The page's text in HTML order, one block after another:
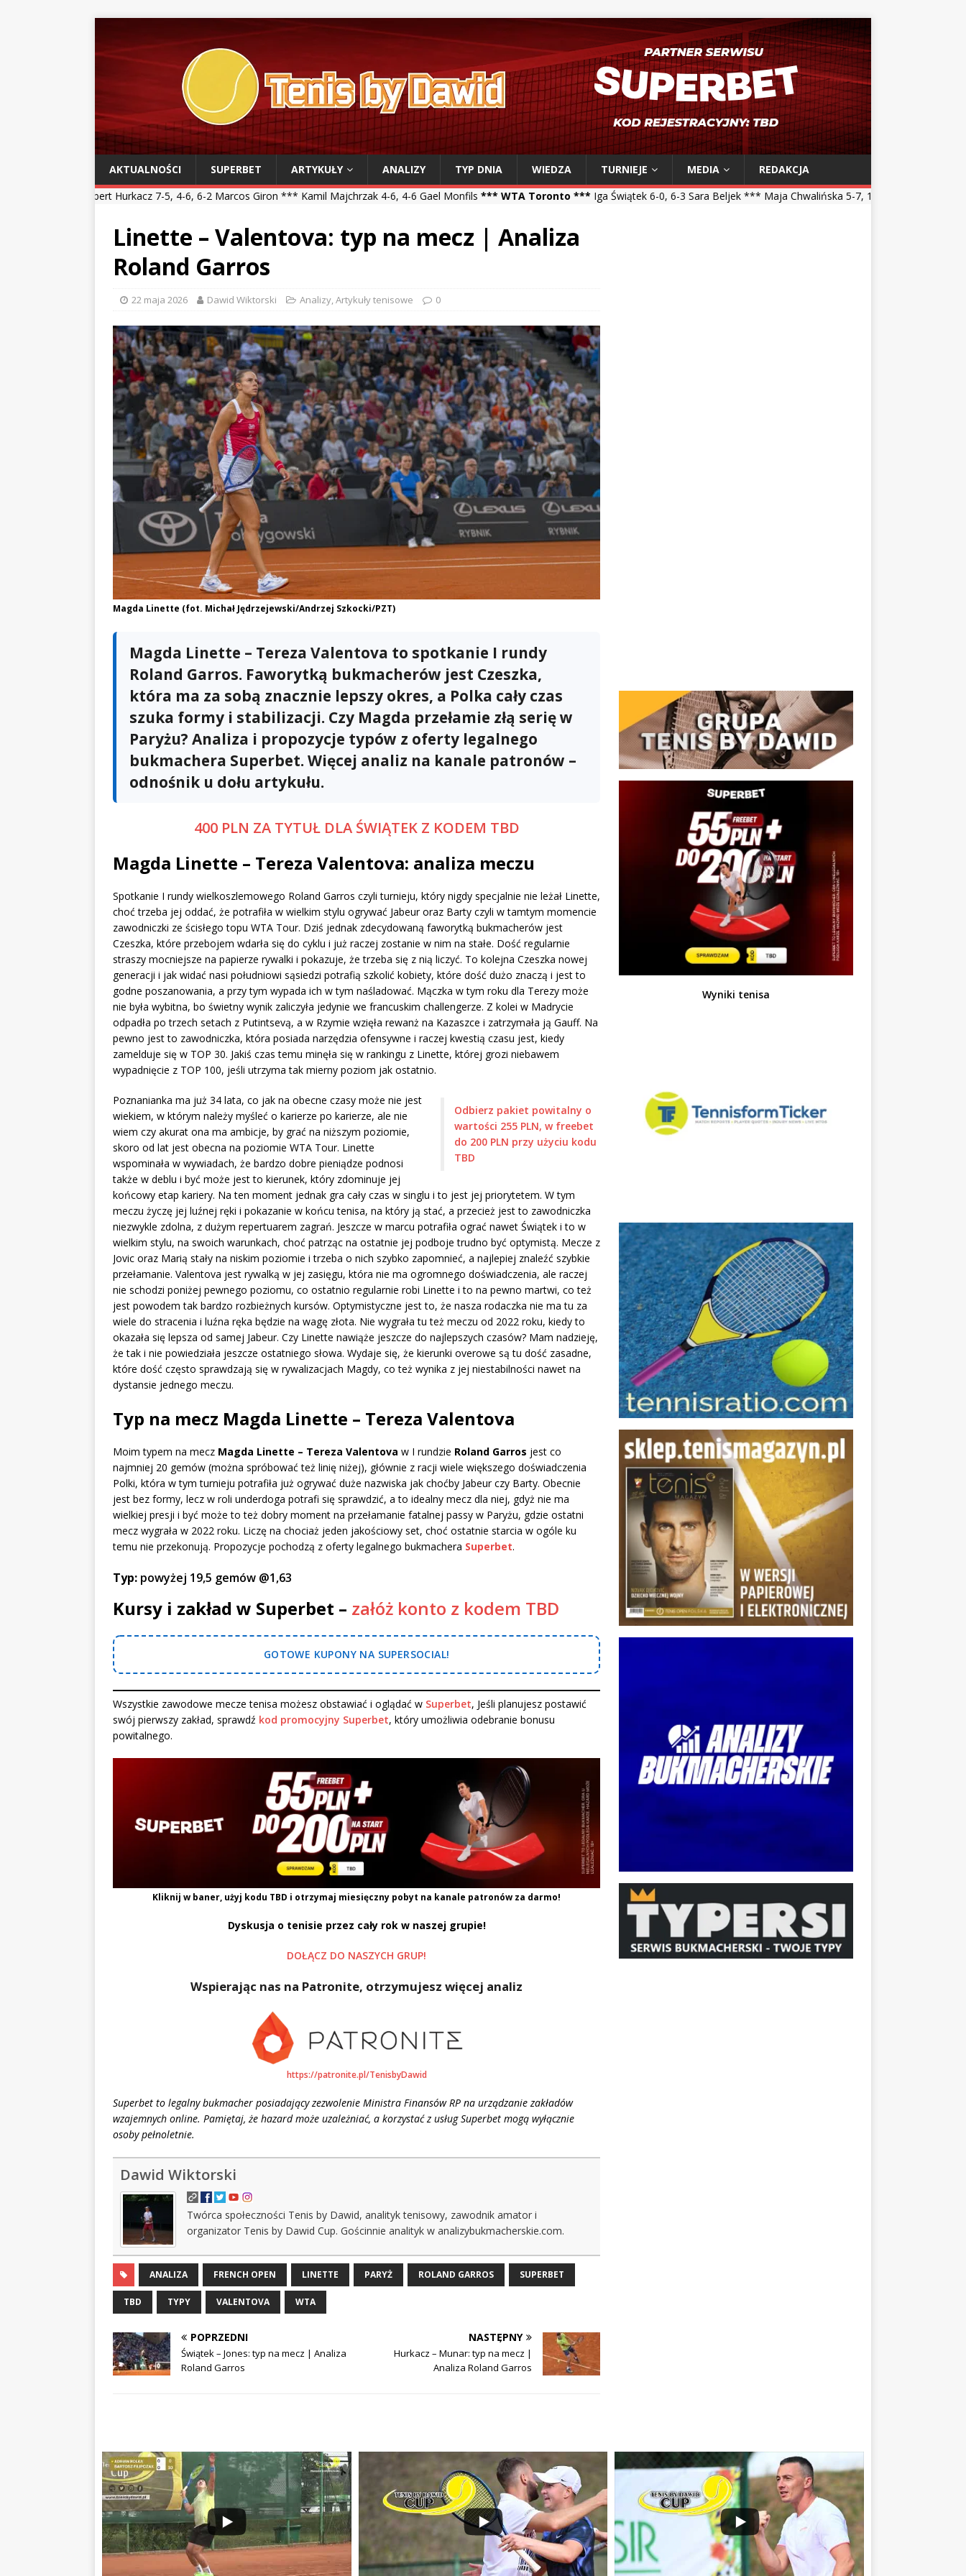
AKTUALNOŚCI SUPERBET ARTYKUŁY ANALIZY TYP DNIA WIEDZA TURNIEJE MEDIA
REDAKCJA
Hurkacz 7-5, 4-6, 6-2 Marcos Giron *** Kamil Majchrzak 4-6, 4-6 Gael Monfils*** WTA Toronto ***Iga Świątek 6-0, 6-3 Sara Beljek *** Maja Chwalińska 5-7, 1-6 Talia Gibson *** Magdalena Fręch
Linette – Valentova: typ na mecz | Analiza
Roland Garros
22 maja 2026 Dawid Wiktorski Analizy,Artykuły tenisowe 0
Magda Linette (fot. Michał Jędrzejewski/Andrzej Szkocki/PZT)
Magda Linette – Tereza Valentova to spotkanie I rundy
Roland Garros. Faworytką bukmacherów jest Czeszka,
która ma za sobą znacznie lepszy okres, a Polka cały czas
szuka formy i stabilizacji. Czy Magda przełamie złą serię w
Paryżu? Analiza i propozycje typów z oferty legalnego
bukmachera Superbet. Więcej analiz na kanale patronów –
odnośnik u dołu artykułu.
400 PLN ZA TYTUŁ DLA ŚWIĄTEK Z KODEM TBD
Magda Linette – Tereza Valentova: analiza meczu
Spotkanie I rundy wielkoszlemowego Roland Garros czyli turnieju, który nigdy specjalnie nie leżał Linette,
choć trzeba jej oddać, że potrafiła w wielkim stylu ogrywać Jabeur oraz Barty czyli w tamtym momencie
zawodniczki ze ścisłego topu WTA Tour. Dziś jednak zdecydowaną faworytką bukmacherów jest
Czeszka, które przebojem wdarła się do cyklu i już raczej zostanie w nim na stałe. Dość regularnie
straszy mocniejsze na papierze rywalki i pokazuje, że trzeba się z nią liczyć. To kolejna Czeszka nowej
generacji i jak widać nasi południowi sąsiedzi potrafią szkolić kobiety, które dość dużo znaczą i jest to
godne poszanowania, a przy tym wypada ich w tym naśladować. Mączka w tym roku dla Terezy może
nie była wybitna, bo świetny wynik zaliczyła jedynie we francuskim challengerze. Z kolei w Madrycie
odpadła po trzech setach z Putintsevą, a w Rzymie wzięła rewanż na Kazaszce i zatrzymała ją Gauff. Na
pewno jest to zawodniczka, która posiada narzędzia ofensywne i raczej kwestią czasu jest, kiedy
zamelduje się w TOP 30. Jakiś czas temu minęła się w rankingu z Linette, której grozi niebawem
wypadnięcie z TOP 100, jeśli utrzyma tak mierny poziom jak ostatnio.
Odbierz pakiet powitalny o
wartości 255 PLN, w freebet
do 200 PLN przy użyciu kodu
TBD
Poznanianka ma już 34 lata, co jak na obecne czasy może nie jest
wiekiem, w którym należy myśleć o karierze po karierze, ale nie
wiem czy akurat ona ma ambicje, by grać na niższym poziomie,
skoro od lat jest obecna na poziomie WTA Tour. Linette
wspominała w wywiadach, że bardzo dobre pieniądze podnosi
także w deblu i być może jest to kierunek, który zdominuje jej
końcowy etap kariery. Na ten moment jednak gra cały czas w singlu i to jest jej priorytetem. W tym
meczu życzę jej luźnej ręki i pokazanie w końcu tenisa, na który ją stać, a przecież jest to zawodniczka
niezwykle zdolna, z dużym repertuarem zagrań. Jeszcze w marcu potrafiła ograć nawet Świątek i to w
wielkim stylu, na swoich warunkach, choć patrząc na ostatnie jej podboje trudno być optymistą. Mecze z
Jovic oraz Marią stały na niskim poziomie i trzeba o nich szybko zapomnieć, a najlepiej znaleźć szybkie
przełamanie. Valentova jest rywalką w jej zasięgu, która nie ma ogromnego doświadczenia, ale raczej
nie schodzi poniżej pewnego poziomu, co ostatnio regularnie robi Linette i to na pewno martwi, co też
jest powodem tak bardzo rozbieżnych kursów. Optymistyczne jest to, że nasza rodaczka nie ma tu za
wiele do stracenia i luźna ręka będzie na wagę złota. Nie wygrała tu też meczu od 2022 roku, kiedy to
okazała się lepsza od samej Jabeur. Czy Linette nawiąże jeszcze do najlepszych czasów? Mam nadzieję,
że tak i nie powiedziała jeszcze ostatniego słowa. Wydaje się, że kierunki overowe są tu dość zasadne,
które dość często sprawdzają się w rywalizacjach Magdy, co też wynika z jej niestabilności nawet na
dystansie jednego meczu.
Typ na mecz Magda Linette – Tereza Valentova
Moim typem na mecz Magda Linette – Tereza Valentova w I rundzie Roland Garros jest co
najmniej 20 gemów (można spróbować też linię niżej), głównie z racji wiele większego doświadczenia
Polki, która w tym turnieju potrafiła już ogrywać duże nazwiska jak choćby Jabeur czy Barty. Obecnie
jest bez formy, lecz w roli underdoga potrafi się sprawdzić, a to idealny mecz dla niej, gdyż nie ma
wielkiej presji i być może to też dobry moment na przełamanie fatalnej passy w Paryżu, gdzie ostatni
mecz wygrała w 2022 roku. Liczę na chociaż jeden jakościowy set, choć ostatnie starcia w ogóle ku
temu nie przekonują. Propozycje pochodzą z oferty legalnego bukmachera Superbet.
Typ: powyżej 19,5 gemów @1,63
Kursy i zakład w Superbet – załóż konto z kodem TBD
GOTOWE KUPONY NA SUPERSOCIAL!
Wszystkie zawodowe mecze tenisa możesz obstawiać i oglądać w Superbet, Jeśli planujesz postawić
swój pierwszy zakład, sprawdź kod promocyjny Superbet, który umożliwia odebranie bonusu
powitalnego.
Kliknij w baner, użyj kodu TBD i otrzymaj miesięczny pobyt na kanale patronów za darmo!
Dyskusja o tenisie przez cały rok w naszej grupie!
DOŁĄCZ DO NASZYCH GRUP!
Wspierając nas na Patronite, otrzymujesz więcej analiz
https://patronite.pl/TenisbyDawid
Superbet to legalny bukmacher posiadający zezwolenie Ministra Finansów RP na urządzanie zakładów
wzajemnych online. Pamiętaj, że hazard może uzależniać, a korzystać z usług Superbet mogą wyłącznie
osoby pełnoletnie.
Dawid Wiktorski
Twórca społeczności Tenis by Dawid, analityk tenisowy, zawodnik amator i
organizator Tenis by Dawid Cup. Gościnnie analityk w analizybukmacherskie.com.
ANALIZA FRENCH OPEN LINETTE PARYŻ ROLAND GARROS SUPERBET
TBD TYPY VALENTOVA WTA
POPRZEDNI
Świątek – Jones: typ na mecz | Analiza
Roland Garros
NASTĘPNY
Hurkacz – Munar: typ na mecz |
Analiza Roland Garros
Wyniki tenisa